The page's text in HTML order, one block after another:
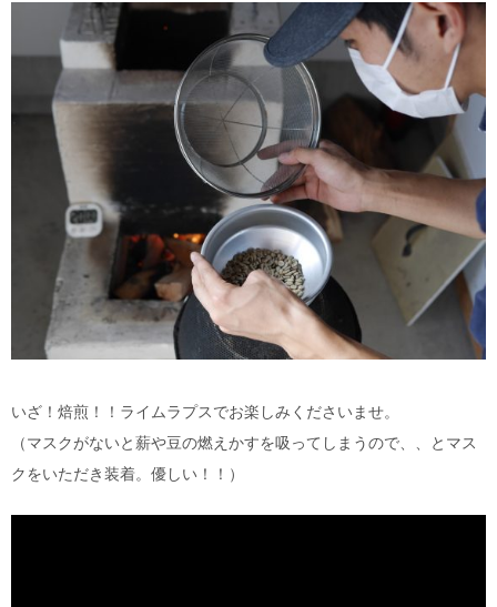
いざ！焙煎！！ライムラプスでお楽しみくださいませ。
（マスクがないと薪や豆の燃えかすを吸ってしまうので、、とマス
クをいただき装着。優しい！！）